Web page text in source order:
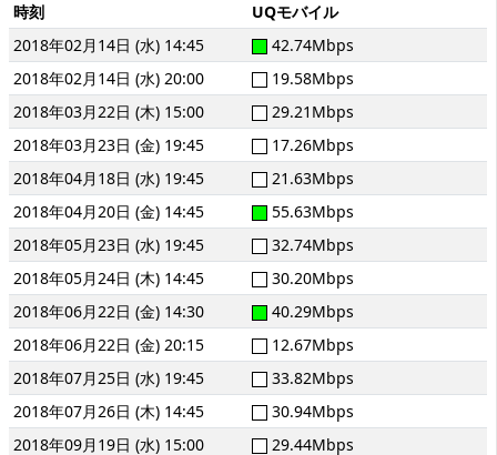
時刻
UQモバイル
2018年02月14日 (水) 14:45
42.74Mbps
2018年02月14日 (水) 20:00
19.58Mbps
2018年03月22日 (木) 15:00
29.21Mbps
2018年03月23日 (金) 19:45
17.26Mbps
2018年04月18日 (水) 19:45
21.63Mbps
2018年04月20日 (金) 14:45
55.63Mbps
2018年05月23日 (水) 19:45
32.74Mbps
2018年05月24日 (木) 14:45
30.20Mbps
2018年06月22日 (金) 14:30
40.29Mbps
2018年06月22日 (金) 20:15
12.67Mbps
2018年07月25日 (水) 19:45
33.82Mbps
2018年07月26日 (木) 14:45
30.94Mbps
2018年09月19日 (水) 15:00
29.44Mbps